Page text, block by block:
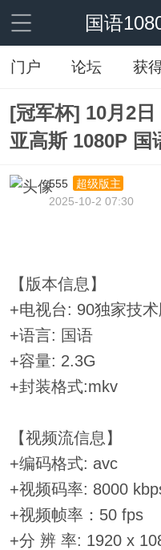
国语
门户 论坛 获
[冠军杯] 10月2
亚高斯 1080P 国
555
超级版主
2025-10-2 07:30
【版本信息】
+电视台: 90独家技术
+语言: 国语
+容量: 2.3G
+封装格式:mkv
【视频流信息】
+编码格式: avc
+视频码率: 8000
+视频帧率：50 fps
+分 辨 率: 1920 x